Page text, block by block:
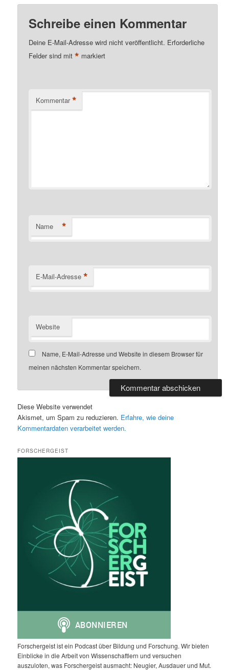
Schreibe einen Kommentar
Deine E-Mail-Adresse wird nicht veröffentlicht. Erforderliche
Felder sind mit* markiert
Kommentar *
Name *
E-Mail-Adresse *
Website
Name, E-Mail-Adresse und Website in diesem Browser für
meinen nächsten Kommentar speichern.
Diese Website verwendet
Akismet, um Spam zu reduzieren. Erfahre, wie deine
Kommentardaten verarbeitet werden.
FORSCHERGEIST
Forschergeist ist ein Podcast über Bildung und Forschung. Wir bieten
Einblicke in die Arbeit von Wissenschaftlern und versuchen
auszuloten, was Forschergeist ausmacht: Neugier, Ausdauer und Mut.